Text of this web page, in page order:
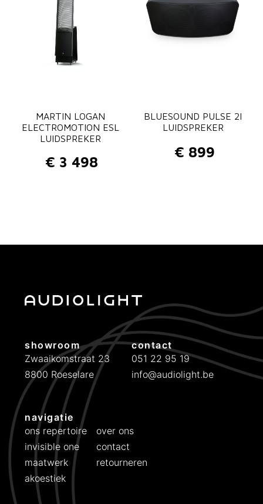
3
MARTIN LOGAN
ELECTROMOTION ESL
LUIDSPREKER
€ 3 498
BLUESOUND PULSE 2I
LUIDSPREKER
€ 899
showroom
Zwaaikomstraat 23
8800 Roeselare
contact
051 22 95 19
info@audiolight.be
navigatie
ons repertoire
invisible one
maatwerk
akoestiek
over ons
contact
retourneren